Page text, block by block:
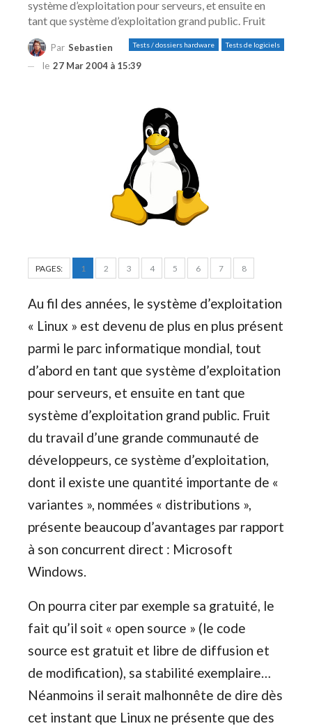
système d’exploitation pour serveurs, et ensuite en
tant que système d’exploitation grand public. Fruit
Tests / dossiers hardware Tests de logiciels
Par Sebastien
le 27 Mar 2004 à 15:39
PAGES: 1 2 3 4 5 6 7 8
Au fil des années, le système d’exploitation
« Linux » est devenu de plus en plus présent
parmi le parc informatique mondial, tout
d’abord en tant que système d’exploitation
pour serveurs, et ensuite en tant que
système d’exploitation grand public. Fruit
du travail d’une grande communauté de
développeurs, ce système d’exploitation,
dont il existe une quantité importante de «
variantes », nommées « distributions »,
présente beaucoup d’avantages par rapport
à son concurrent direct : Microsoft
Windows.
On pourra citer par exemple sa gratuité, le
fait qu’il soit « open source » (le code
source est gratuit et libre de diffusion et
de modification), sa stabilité exemplaire…
Néanmoins il serait malhonnête de dire dès
cet instant que Linux ne présente que des